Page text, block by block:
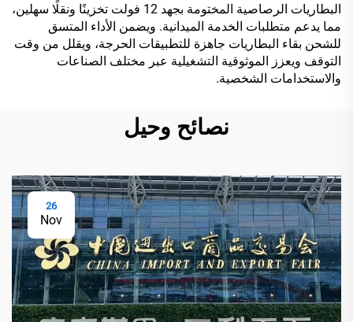
البطاريات الرصاصية المختومة بجهد 12 فولت تخزينًا ونقلًا سهلين،
مما يدعم متطلبات الخدمة الميدانية. ويضمن الأداء المتسق
للشحن بقاء البطاريات جاهزة للتطبيقات الحرجة، ويقلل من وقت
التوقف ويعزز الموثوقية التشغيلية عبر مختلف الصناعات
والاستخدامات الشخصية.
نصائح وحيل
26
Nov